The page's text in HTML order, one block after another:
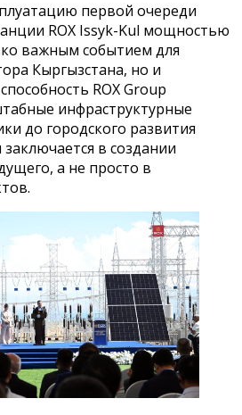
первой очереди
ROX Issyk-Kul мощностью
важным событием для
Кыргызстана, но и
ROX Group
инфраструктурные
до городского развития
в создании
а не просто в